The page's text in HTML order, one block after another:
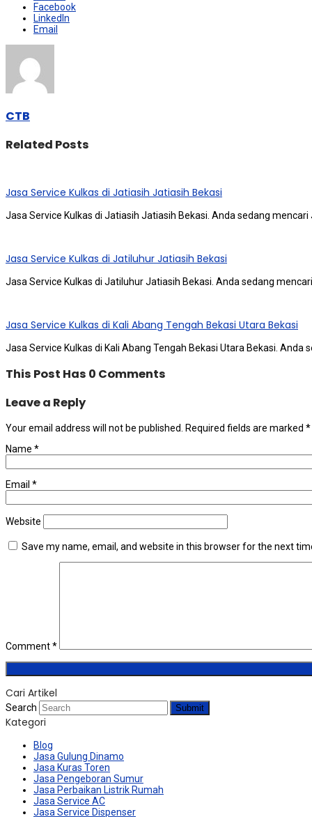
Facebook
LinkedIn
Email
CTB
Related Posts
Jasa Service Kulkas di Jatiasih Jatiasih Bekasi
Jasa Service Kulkas di Jatiasih Jatiasih Bekasi. Andа ѕеdаng
Jasa Service Kulkas di Jatiluhur Jatiasih Bekasi
Jasa Service Kulkas di Jatiluhur Jatiasih Bekasi. Andа ѕеdаng
Jasa Service Kulkas di Kali Abang Tengah Bekasi Utara Bekasi
Jasa Service Kulkas di Kali Abang Tengah Bekasi Utara Bekasi. Andа
This Post Has 0 Comments
Leave a Reply
Your email address will not be published. Required fields are marked *
Name *
Email *
Website
Save my name, email, and website in this browser for the next
Comment*
Cari Artikel
Search Submit
Kategori
Blog
Jasa Gulung Dinamo
Jasa Kuras Toren
Jasa Pengeboran Sumur
Jasa Perbaikan Listrik Rumah
Jasa Service AC
Jasa Service Dispenser